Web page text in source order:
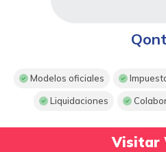
Modelos oficiales
Liquidaciones
Visitar